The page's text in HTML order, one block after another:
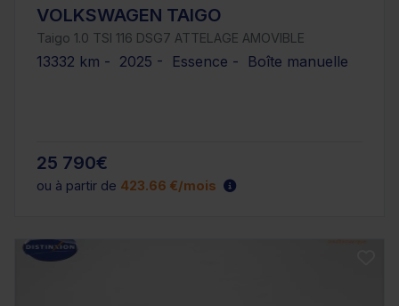
VOLKSWAGEN TAIGO
Taigo 1.0 TSI 116 DSG7 ATTELAGE AMOVIBLE
13332 km - 2025 - Essence - Boîte manuelle
25 790€
ou à partir de 423.66 €/mois